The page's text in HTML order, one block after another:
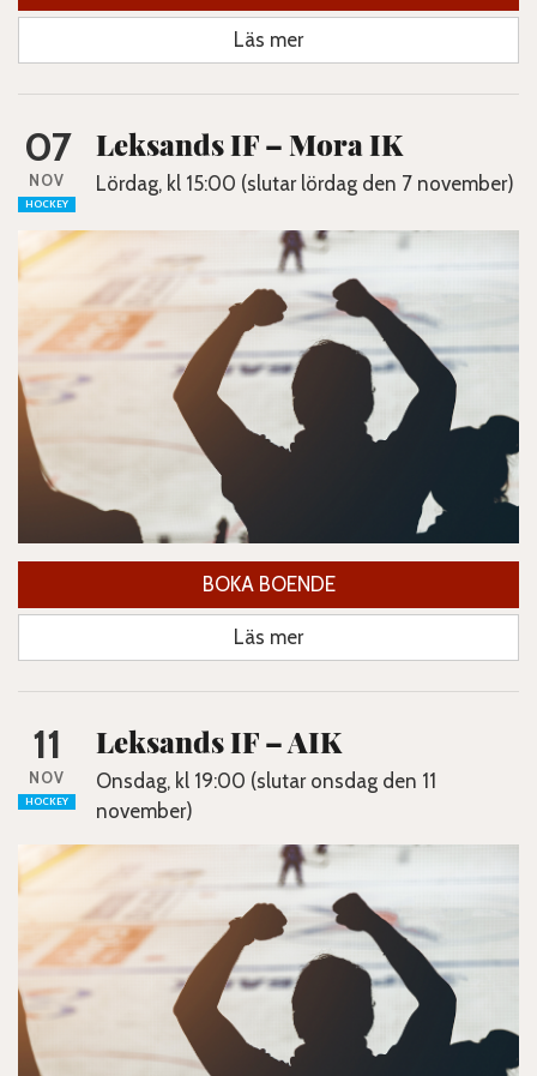
Läs mer
07
NOV
HOCKEY
Leksands IF – Mora IK
Lördag, kl 15:00 (slutar lördag den 7 november)
BOKA BOENDE
Läs mer
11
NOV
HOCKEY
Leksands IF – AIK
Onsdag, kl 19:00 (slutar onsdag den 11
november)